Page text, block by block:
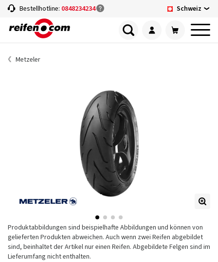
Bestellhotline: 0848234234 Schweiz
Metzeler
Produktabbildungen sind beispielhafte Abbildungen und können von
gelieferten Produkten abweichen. Auch wenn zwei Reifen abgebildet
sind, beinhaltet der Artikel nur einen Reifen. Abgebildete Felgen sind im
Lieferumfang nicht enthalten.